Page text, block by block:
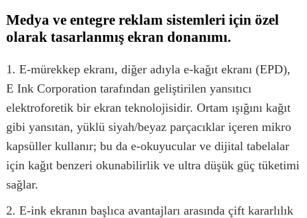
Medya ve entegre reklam sistemleri için özel
olarak tasarlanmış ekran donanımı.
1. E-mürekkep ekranı, diğer adıyla e-kağıt ekranı (EPD),
E Ink Corporation tarafından geliştirilen yansıtıcı
elektroforetik bir ekran teknolojisidir. Ortam ışığını kağıt
gibi yansıtan, yüklü siyah/beyaz parçacıklar içeren mikro
kapsüller kullanır; bu da e-okuyucular ve dijital tabelalar
için kağıt benzeri okunabilirlik ve ultra düşük güç tüketimi
sağlar.
2. E-ink ekranın başlıca avantajları arasında çift kararlılık